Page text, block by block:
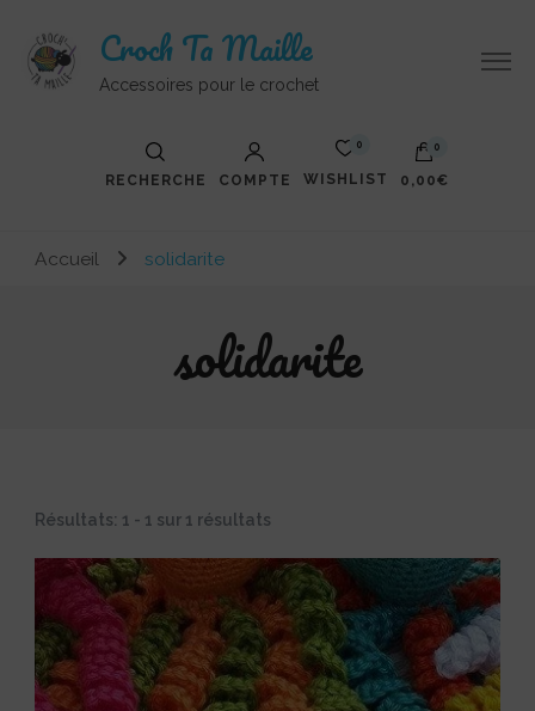
Croch Ta Maille
Accessoires pour le crochet
RECHERCHE COMPTE
0
WISHLIST
0
0,00€
Votre panier est vide.
Accueil solidarite
solidarite
Résultats: 1 - 1 sur 1 résultats